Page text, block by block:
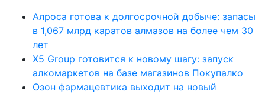
Алроса готова к долгосрочной добыче: запасы
в 1,067 млрд каратов алмазов на более чем 30
лет
X5 Group готовится к новому шагу: запуск
алкомаркетов на базе магазинов Покупалко
Озон фармацевтика выходит на новый